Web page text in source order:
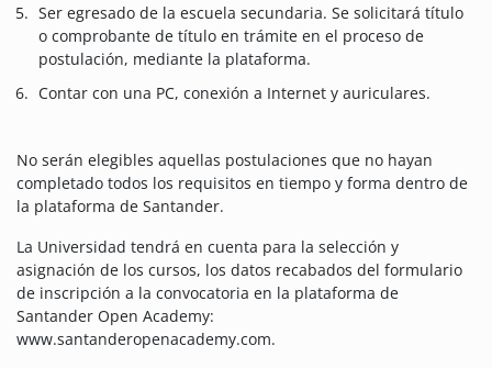
Ser egresado de la escuela secundaria. Se solicitará título
o comprobante de título en trámite en el proceso de
postulación, mediante la plataforma.
Contar con una PC, conexión a Internet y auriculares.
No serán elegibles aquellas postulaciones que no hayan
completado todos los requisitos en tiempo y forma dentro de
la plataforma de Santander.
La Universidad tendrá en cuenta para la selección y
asignación de los cursos, los datos recabados del formulario
de inscripción a la convocatoria en la plataforma de
Santander Open Academy:
www.santanderopenacademy.com.